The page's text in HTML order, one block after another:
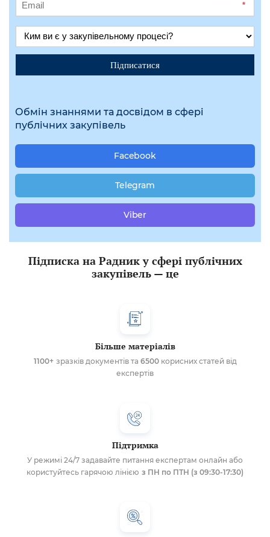
*
Підписатися
Обмін знаннями та досвідом в сфері
публічних закупівель
Facebook
Telegram
Viber
Підписка на Радник у сфері публічних
закупівель — це
Більше матеріалів
1100+ зразків документів та 6500корисних статей від
експертів
Підтримка
У режимі 24/7 задавайте питання експертам онлайн або
користуйтесь гарячою лінією з ПН по ПТН (з 09:30-17:30)